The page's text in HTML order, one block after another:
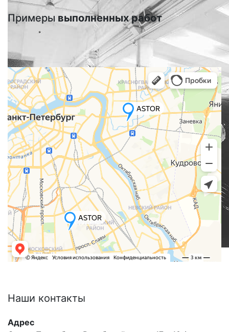
Примеры выполненных работ
Наши контакты
Адрес